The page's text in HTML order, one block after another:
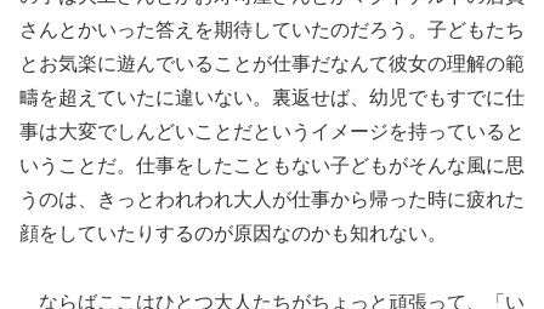
さんとかいった答えを期待していたのだろう。子どもたち
とお気楽に遊んでいることが仕事だなんて彼女の理解の範
疇を超えていたに違いない。裏返せば、幼児でもすでに仕
事は大変でしんどいことだというイメージを持っていると
いうことだ。仕事をしたこともない子どもがそんな風に思
うのは、きっとわれわれ大人が仕事から帰った時に疲れた
顔をしていたりするのが原因なのかも知れない。
ならばここはひとつ大人たちがちょっと頑張って、「い